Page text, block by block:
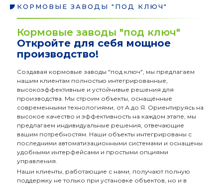
КЛЮЧ"
ГЛАВНАЯ
>
ЗАНИМАЕМСЯ? >
КОРМОВЫЕ ЗАВОДЫ "ПОД
КОРМОВЫЕ ЗАВОДЫ "ПОД КЛЮЧ"
Кормовые заводы "под ключ"
Откройте для себя мощное
производство!
Создавая кормовые заводы "под ключ", мы предлагаем
нашим клиентам полностью интегрированные,
высокоэффективные и устойчивые решения для
производства. Мы строим объекты, оснащённые
современными технологиями, от А до Я. Ориентируясь на
высокое качество и эффективность на каждом этапе, мы
предлагаем индивидуальные решения, отвечающие
вашим потребностям. Наши объекты интегрированы с
последними автоматизационными системами и оснащены
удобными интерфейсами и простыми опциями
управления.
Наши клиенты, работающие с нами, получают полную
поддержку не только при установке объектов, но и в